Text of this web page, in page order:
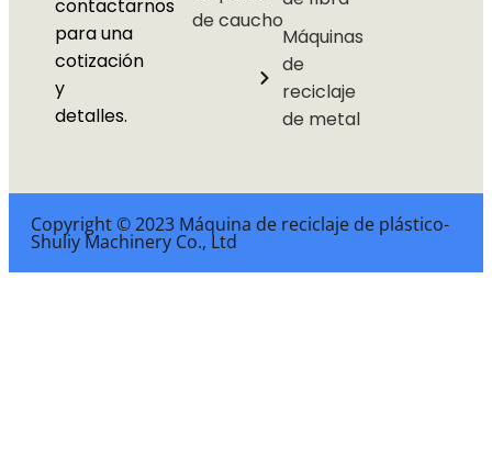
contactarnos
para una
cotización
y
detalles.
de caucho
Máquinas
de
reciclaje
de metal
Copyright © 2023 Máquina de reciclaje de plástico-
Shuliy Machinery Co., Ltd